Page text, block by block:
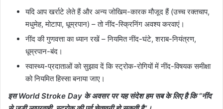
यदि आप खर्राटे लेते हैं और अन्य जोखिम-कारक मौजूद हैं (उच्च रक्तचाप,
मधुमेह, मोटापा, धूम्रपान) – तो नींद-स्क्रिनिंग अवश्य करवाएं।
नींद की गुणवत्ता का ध्यान रखें – नियमित नींद-घंटे, शराब-नियंत्रण,
धूम्रपान-बंद।
स्वास्थ्य-प्रदाताओं को सुझाव दें कि स्ट्रोक-रोगियों में नींद-विषयक समीक्षा
को नियमित हिस्सा बनाया जाए।
इस World Stroke Day के अवसर पर यह संदेश हम सब के लिए है कि “नींद